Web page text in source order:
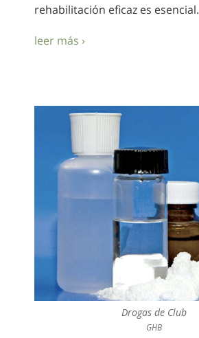
rehabilitación eficaz es esencial.
leer más ›
Drogas de Club
GHB